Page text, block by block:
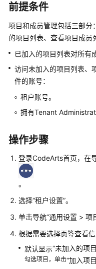
费
说
明
快
速
入
门
户
指
南
最
佳
践
参
前提条件
项目和成员管理包括三部分
的项目列表、查看项目成员
已加入的项目列表对所有
访问未加入的项目列表、
件的账号：
租户账号。
拥有Tenant
操作步骤
登录CodeArts首页，在
。
选择“租户设置”。
单击导航“通用设置 > 项
根据需要选择页签查看信
默认显示“未加入的项
勾选项目，单击“加入项